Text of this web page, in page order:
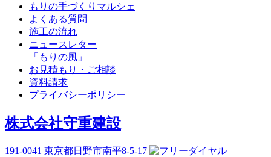
もりの手づくりマルシェ
よくある質問
施工の流れ
ニュースレター
「もりの風」
お見積もり・ご相談
資料請求
プライバシーポリシー
株式会社守重建設
191-0041 東京都日野市南平8-5-17